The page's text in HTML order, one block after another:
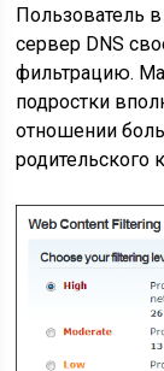
Пользователь
сервер DNS
фильтрацию.
подростки
отношении
родительского